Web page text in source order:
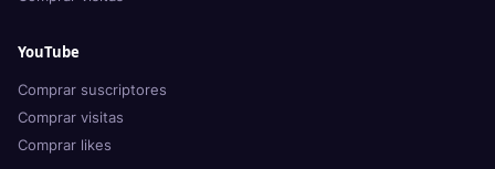
YouTube
Comprar suscriptores
Comprar visitas
Comprar likes